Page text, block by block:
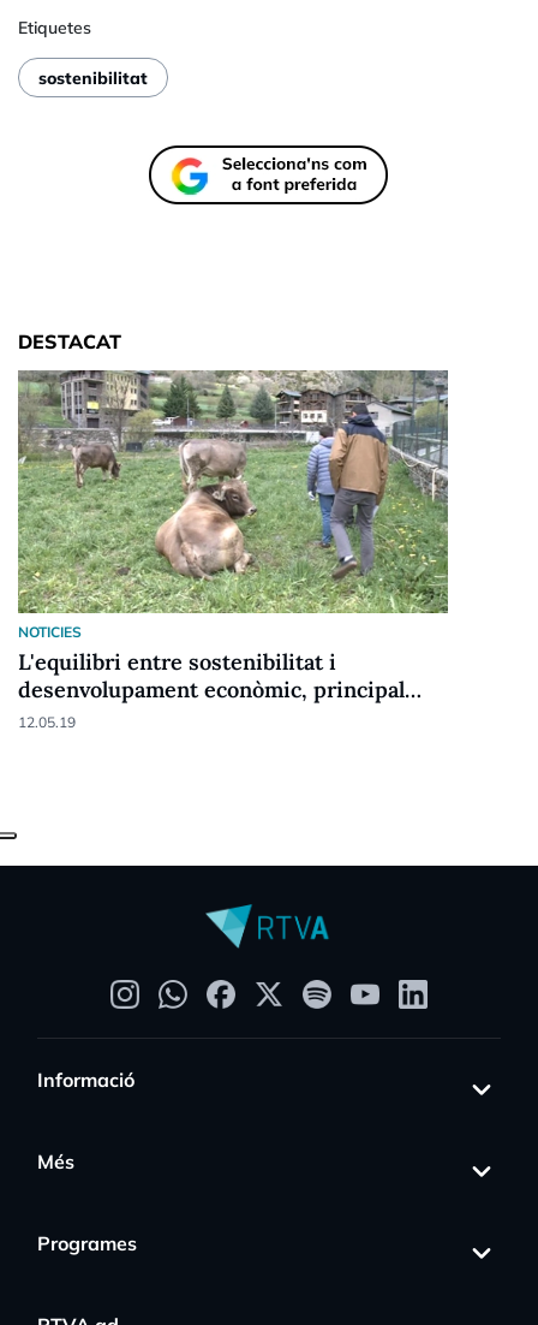
Etiquetes
sostenibilitat
DESTACAT
NOTICIES
L'equilibri entre sostenibilitat i
desenvolupament econòmic, principal
repte de la candidatura d'Ordino a
12.05.19
Informació
Més
Programes